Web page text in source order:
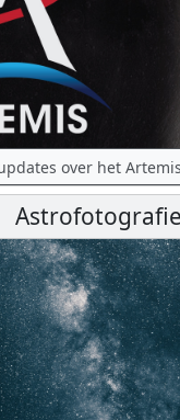
over het
Astrofotografie